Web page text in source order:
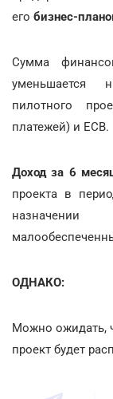
его бизнес-
Сумма
уменьшается
пилотного
платежей) и ЕСВ.
Доход за 6
проекта в
назначении
ОДНАКО:
Можно ожидать,
проект будет